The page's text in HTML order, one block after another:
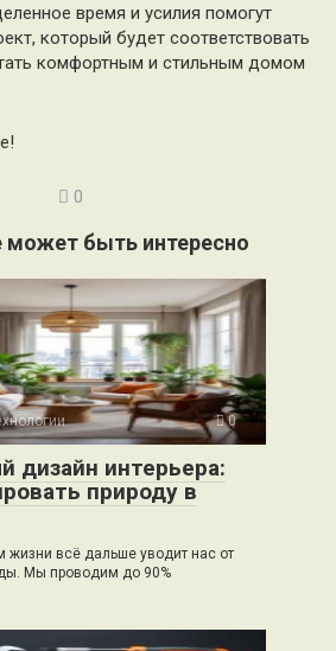
время и усилия помогут
который будет соответствовать
комфортным и стильным домом
0
быть интересно
0
дизайн интерьера:
природу в
жизни всё дальше уводит нас от
Мы проводим до 90%